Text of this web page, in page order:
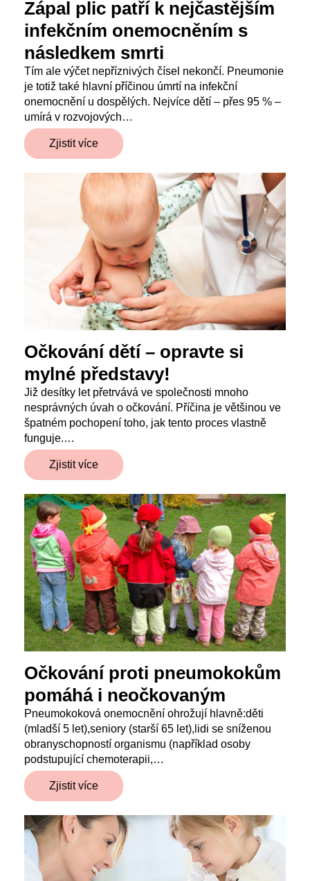
Zápal plic patří k nejčastějším
infekčním onemocněním s
následkem smrti
Tím ale výčet nepříznivých čísel nekončí. Pneumonie
je totiž také hlavní příčinou úmrtí na infekční
onemocnění u dospělých. Nejvíce dětí – přes 95 % –
umírá v rozvojových…
Zjistit více
Očkování dětí – opravte si
mylné představy!
Již desítky let přetrvává ve společnosti mnoho
nesprávných úvah o očkování. Příčina je většinou ve
špatném pochopení toho, jak tento proces vlastně
funguje.…
Zjistit více
Očkování proti pneumokokům
pomáhá i neočkovaným
Pneumokoková onemocnění ohrožují hlavně:děti
(mladší 5 let),seniory (starší 65 let),lidi se sníženou
obranyschopností organismu (například osoby
podstupující chemoterapii,…
Zjistit více